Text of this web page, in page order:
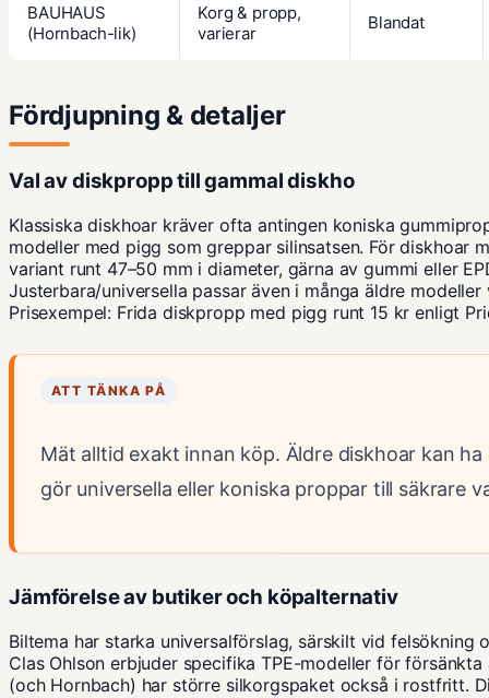
BAUHAUS
(Hornbach-lik)
Korg & propp,
varierar
Blandat
Fördjupning & detaljer
Val av diskpropp till gammal diskho
Klassiska diskhoar kräver ofta antingen koniska
modeller med pigg som greppar silinsatsen. För diskhoar
variant runt 47–50 mm i diameter, gärna av gummi eller
Justerbara/universella passar även i många äldre
Prisexempel: Frida diskpropp med pigg runt 15 kr enligt
ATT TÄNKA PÅ
Mät alltid exakt innan köp. Äldre diskhoar kan
gör universella eller koniska proppar till säkrare
Jämförelse av butiker och köpalternativ
Biltema har starka universalförslag, särskilt vid felsökning
Clas Ohlson erbjuder specifika TPE-modeller för försänkta
(och Hornbach) har större silkorgspaket också i rostfritt.